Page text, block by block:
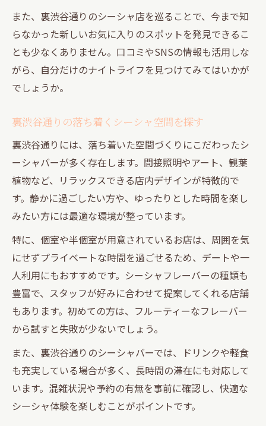
静けさ重視の方に裏道シーシャが人気の理
由
裏道シーシャで心落ち着くナイトライフ満
また、裏渋谷通りのシーシャ店を巡ることで、今まで知
らなかった新しいお気に入りのスポットを発見できるこ
とも少なくありません。口コミやSNSの情報も活用しな
がら、自分だけのナイトライフを見つけてみてはいかが
でしょうか。
裏渋谷通りの落ち着くシーシャ空間を探す
裏渋谷通りには、落ち着いた空間づくりにこだわったシ
ーシャバーが多く存在します。間接照明やアート、観葉
植物など、リラックスできる店内デザインが特徴的で
す。静かに過ごしたい方や、ゆったりとした時間を楽し
みたい方には最適な環境が整っています。
特に、個室や半個室が用意されているお店は、周囲を気
にせずプライベートな時間を過ごせるため、デートや一
人利用にもおすすめです。シーシャフレーバーの種類も
豊富で、スタッフが好みに合わせて提案してくれる店舗
もあります。初めての方は、フルーティーなフレーバー
から試すと失敗が少ないでしょう。
また、裏渋谷通りのシーシャバーでは、ドリンクや軽食
も充実している場合が多く、長時間の滞在にも対応して
います。混雑状況や予約の有無を事前に確認し、快適な
シーシャ体験を楽しむことがポイントです。